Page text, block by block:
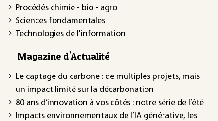
Procédés chimie - bio - agro
Sciences fondamentales
Technologies de l'information
Magazine d'Actualité
Le captage du carbone : de multiples projets, mais
un impact limité sur la décarbonation
80 ans d’innovation à vos côtés : notre série de l’été
Impacts environnementaux de l’IA générative, les